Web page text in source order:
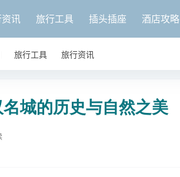
讯 旅行工具 插头插座 酒店攻略
旅行工具 旅行资讯
城的历史与自然之美